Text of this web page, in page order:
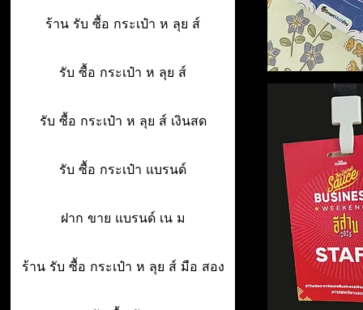
ร้าน รับ ซื้อ กระเป๋า ห ลุย ส์
รับ ซื้อ กระเป๋า ห ลุย ส์
รับ ซื้อ กระเป๋า ห ลุย ส์ เงินสด
รับ ซื้อ กระเป๋า แบรนด์
ฝาก ขาย แบรนด์ เน ม
ร้าน รับ ซื้อ กระเป๋า ห ลุย ส์ มือ สอง